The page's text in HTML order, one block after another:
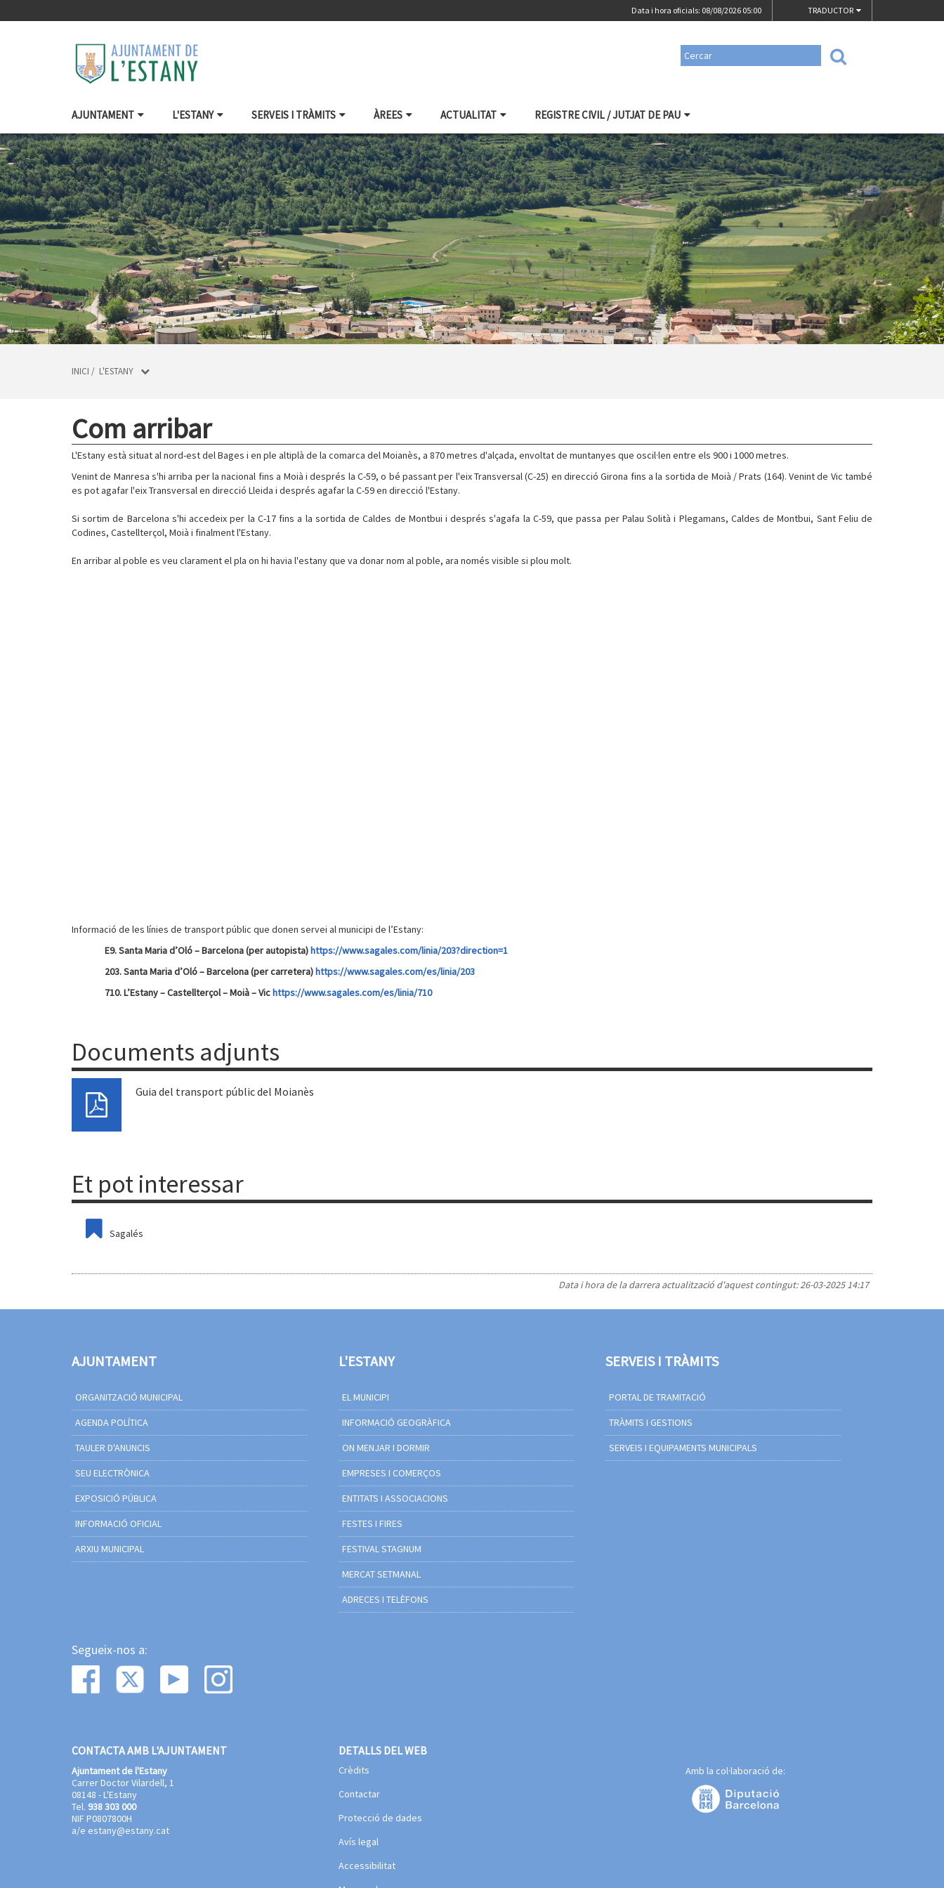
Data i hora oficials: 08/08/2026 05:00 TRADUCTOR
AJUNTAMENT L'ESTANY SERVEIS I TRÀMITS ÀREES ACTUALITAT REGISTRE CIVIL / JUTJAT DE PAU
INICI / L'ESTANY
Com arribar
L'Estany està situat al nord-est del Bages i en ple altiplà de la comarca del Moianès, a 870 metres d'alçada, envoltat de muntanyes que oscil·len entre els 900 i 1000 metres.
Venint de Manresa s'hi arriba per la nacional fins a Moià i després la C-59, o bé passant per l'eix Transversal (C-25) en direcció Girona fins a la sortida de Moià / Prats (164). Venint de Vic també
es pot agafar l'eix Transversal en direcció Lleida i després agafar la C-59 en direcció l'Estany.
Si sortim de Barcelona s'hi accedeix per la C-17 fins a la sortida de Caldes de Montbui i després s'agafa la C-59, que passa per Palau Solità i Plegamans, Caldes de Montbui, Sant Feliu de
Codines, Castellterçol, Moià i finalment l'Estany.
En arribar al poble es veu clarament el pla on hi havia l'estany que va donar nom al poble, ara només visible si plou molt.
Informació de les línies de transport públic que donen servei al municipi de l’Estany:
E9. Santa Maria d’Oló – Barcelona (per autopista)https://www.sagales.com/linia/203?direction=1
203. Santa Maria d’Oló – Barcelona (per carretera)https://www.sagales.com/es/linia/203
710. L’Estany – Castellterçol – Moià – Vichttps://www.sagales.com/es/linia/710
Documents adjunts
Guia del transport públic del Moianès
Et pot interessar
Sagalés
Data i hora de la darrera actualització d'aquest contingut:26-03-2025 14:17
AJUNTAMENT
ORGANITZACIÓ MUNICIPAL
AGENDA POLÍTICA
TAULER D'ANUNCIS
SEU ELECTRÒNICA
EXPOSICIÓ PÚBLICA
INFORMACIÓ OFICIAL
ARXIU MUNICIPAL
L'ESTANY
EL MUNICIPI
INFORMACIÓ GEOGRÀFICA
ON MENJAR I DORMIR
EMPRESES I COMERÇOS
ENTITATS I ASSOCIACIONS
FESTES I FIRES
FESTIVAL STAGNUM
MERCAT SETMANAL
ADRECES I TELÈFONS
SERVEIS I TRÀMITS
PORTAL DE TRAMITACIÓ
TRÀMITS I GESTIONS
SERVEIS I EQUIPAMENTS MUNICIPALS
Segueix-nos a:
CONTACTA AMB L'AJUNTAMENT
Ajuntament de l'Estany
Carrer Doctor Vilardell, 1
08148 - L'Estany
Tel. 938 303 000
NIF P0807800H
a/e estany@estany.cat
DETALLS DEL WEB
Crèdits
Contactar
Protecció de dades
Avís legal
Accessibilitat
Amb la col·laboració de: